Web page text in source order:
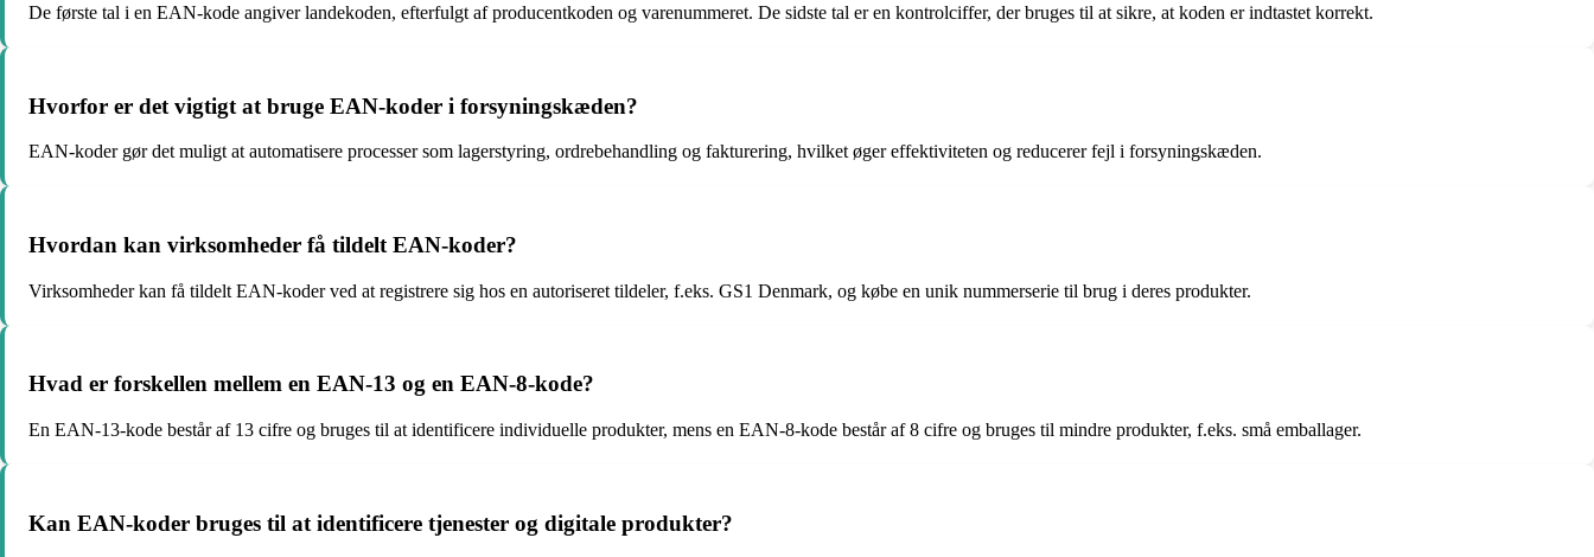
De første tal i en EAN-kode angiver landekoden, efterfulgt af producentkoden og varenummeret. De sidste tal er en kontrolciffer, der bruges til at sikre, at koden er indtastet korrekt.
Hvorfor er det vigtigt at bruge EAN-koder i forsyningskæden?
EAN-koder gør det muligt at automatisere processer som lagerstyring, ordrebehandling og fakturering, hvilket øger effektiviteten og reducerer fejl i forsyningskæden.
Hvordan kan virksomheder få tildelt EAN-koder?
Virksomheder kan få tildelt EAN-koder ved at registrere sig hos en autoriseret tildeler, f.eks. GS1 Denmark, og købe en unik nummerserie til brug i deres produkter.
Hvad er forskellen mellem en EAN-13 og en EAN-8-kode?
En EAN-13-kode består af 13 cifre og bruges til at identificere individuelle produkter, mens en EAN-8-kode består af 8 cifre og bruges til mindre produkter, f.eks. små emballager.
Kan EAN-koder bruges til at identificere tjenester og digitale produkter?